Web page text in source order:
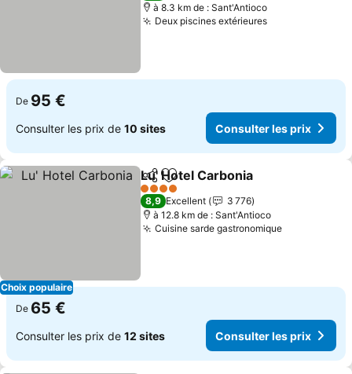
à 8.3 km de : Sant'Antioco
Deux piscines extérieuresConsulter les
De 95 €
Consulter les prix de 10 sites Consulter les prix
Choix populaire
PartagerAjouter à mes favoris
Lu' Hotel Carbonia
4 Étoiles
8,9 Excellent
3 776
à 12.8 km de : Sant'Antioco
Cuisine sarde gastronomiqueConsulter
De 65 €
Consulter les prix de 12 sites Consulter les prix